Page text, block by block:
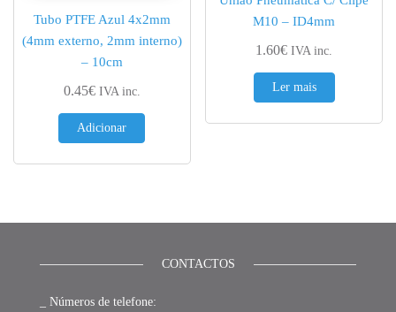
Tubo PTFE Azul 4x2mm
(4mm externo, 2mm interno)
– 10cm
0.45€ IVA inc.
Adicionar
M10 – ID4mm
1.60€ IVA inc.
Ler mais
CONTACTOS
_ Números de telefone: